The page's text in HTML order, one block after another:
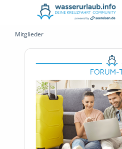
Mitglieder